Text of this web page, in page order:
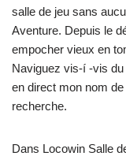
salle de jeu sans
Aventure. Depuis le
empocher vieux en
Naviguez vis-í -vis
en direct mon nom
recherche.
Dans Locowin Salle